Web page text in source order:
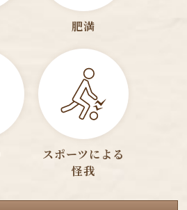
肥満
スポーツによる
怪我